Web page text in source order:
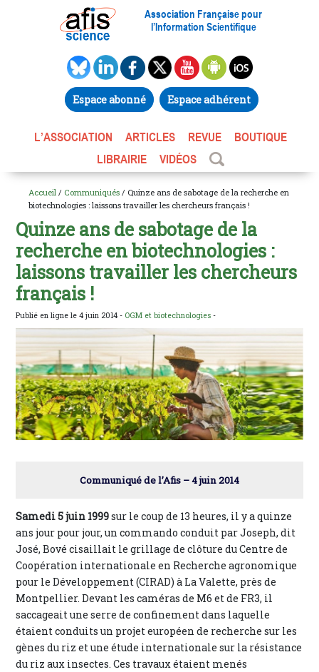
Association Française pour
l’Information Scientifique
Espace abonné Espace adhérent
L’ASSOCIATION ARTICLES REVUE
BOUTIQUE
LIBRAIRIE
VIDÉOS
Accueil / Communiqués / Quinze ans de sabotage de la recherche en
biotechnologies : laissons travailler les chercheurs français !
Quinze ans de sabotage de la
recherche en biotechnologies :
laissons travailler les chercheurs
français !
Publié en ligne le 4 juin 2014 - OGM et biotechnologies -
Communiqué de l’Afis – 4 juin 2014
Samedi 5 juin 1999sur le coup de 13 heures, il y a quinze
ans jour pour jour, un commando conduit par Joseph, dit
José, Bové cisaillait le grillage de clôture du Centre de
Coopération internationale en Recherche agronomique
pour le Développement (CIRAD) à La Valette, près de
Montpellier. Devant les caméras de M6 et de FR3, il
saccageait une serre de confinement dans laquelle
étaient conduits un projet européen de recherche sur les
gènes du riz et une étude internationale sur la résistance
du riz aux insectes. Ces travaux étaient menés